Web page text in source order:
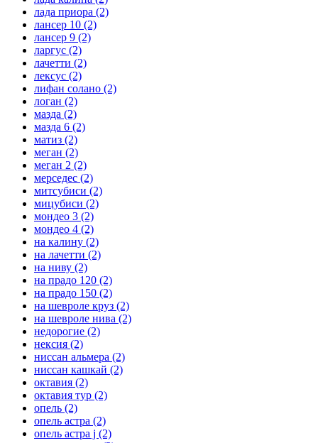
лада приора (2)
лансер 10 (2)
лансер 9 (2)
ларгус (2)
лачетти (2)
лексус (2)
лифан солано (2)
логан (2)
мазда (2)
мазда 6 (2)
матиз (2)
меган (2)
меган 2 (2)
мерседес (2)
митсубиси (2)
мицубиси (2)
мондео 3 (2)
мондео 4 (2)
на калину (2)
на лачетти (2)
на ниву (2)
на прадо 120 (2)
на прадо 150 (2)
на шевроле круз (2)
на шевроле нива (2)
недорогие (2)
нексия (2)
ниссан альмера (2)
ниссан кашкай (2)
октавия (2)
октавия тур (2)
опель (2)
опель астра (2)
опель астра j (2)